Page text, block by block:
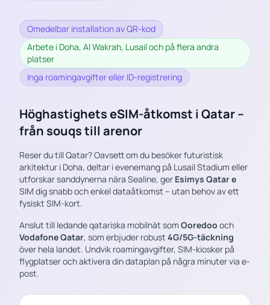
Omedelbar installation av QR-kod
Arbete i Doha, Al Wakrah, Lusail och på flera andra
platser
Inga roamingavgifter eller ID-registrering
Höghastighets eSIM-åtkomst i Qatar –
från souqs till arenor
Reser du till Qatar? Oavsett om du besöker futuristisk
arkitektur i Doha, deltar i evenemang på Lusail Stadium eller
utforskar sanddynerna nära Sealine, ger Esimys Qatar e
SIM dig snabb och enkel dataåtkomst – utan behov av ett
fysiskt SIM-kort.
Anslut till ledande qatariska mobilnät som Ooredoo och
Vodafone Qatar, som erbjuder robust 4G/5G-täckning
över hela landet. Undvik roamingavgifter, SIM-kiosker på
flygplatser och aktivera din dataplan på några minuter via e-
post.